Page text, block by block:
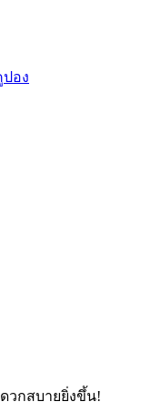
ปอง
วกสบายยิ่งขึ้น!